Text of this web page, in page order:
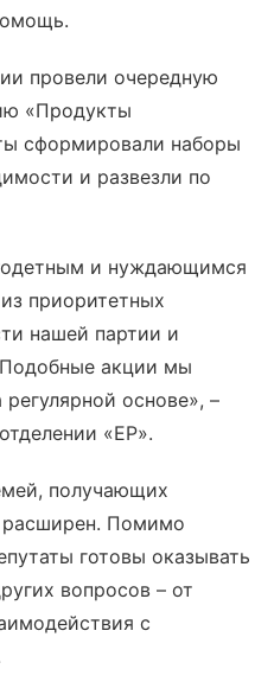
провели очередную
«Продукты
сформировали наборы
и развезли по
и нуждающимся
приоритетных
нашей партии и
акции мы
основе», –
«ЕР».
получающих
Помимо
готовы оказывать
вопросов – от
с